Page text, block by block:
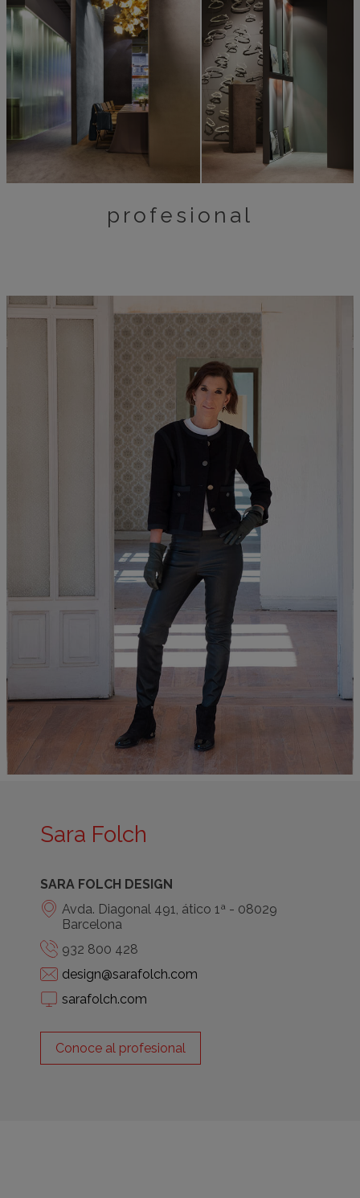
profesional
Sara Folch
SARA FOLCH DESIGN
Avda. Diagonal 491, ático 1ª - 08029
Barcelona
932 800 428
design@sarafolch.com
sarafolch.com
Conoce al profesional